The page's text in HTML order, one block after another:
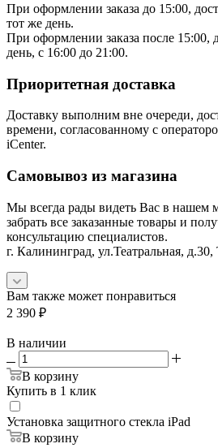
При оформлении заказа до 15:00,
тот же день.
При оформлении заказа после 15:00,
день, с 16:00 до 21:00.
Приоритетная доставка
Доставку выполним вне очереди,
времени, согласованному с
iCenter.
Самовывоз из магазина
Мы всегда рады видеть Вас в нашем
забрать все заказанные товары и
консультацию специалистов.
г. Калининград, ул.Театральная,
Вам также может понравиться
2 390 ₽
В наличии
В корзину
Купить в 1 клик
Установка защитного стекла iPad
В корзину